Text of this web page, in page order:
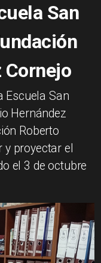
San
Cornejo
Escuela San
Hernández
Roberto
proyectar el
el 3 de octubre